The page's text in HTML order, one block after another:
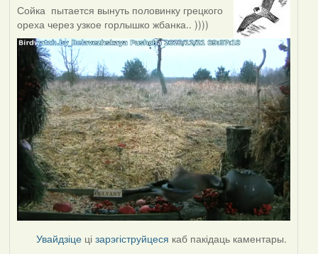
Сойка пытается вынуть половинку грецкого
ореха через узкое горлышко жбанка.. ))))
Увайдзіце цізарэгіструйцеся каб пакідаць каментары.